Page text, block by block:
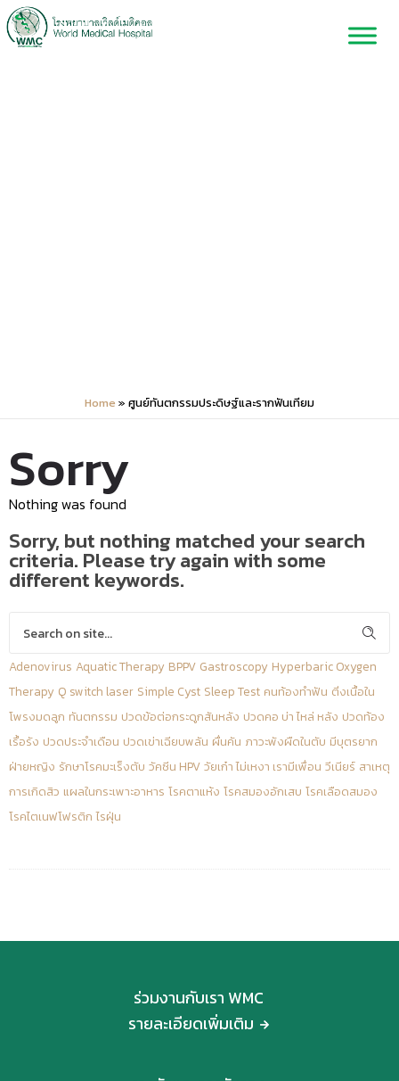
Home » ศูนย์ทันตกรรมประดิษฐ์และรากฟันเทียม
Sorry
Nothing was found
Sorry, but nothing matched your search
criteria. Please try again with some
different keywords.
Adenovirus Aquatic Therapy BPPV Gastroscopy Hyperbaric Oxygen
Therapy Q switch laser Simple Cyst Sleep Test คนท้องทำฟัน ติ่งเนื้อใน
โพรงมดลูก ทันตกรรม ปวดข้อต่อกระดูกสันหลัง ปวดคอ บ่า ไหล่ หลัง ปวดท้อง
เรื้อรัง ปวดประจำเดือน ปวดเข่าเฉียบพลัน ผื่นคัน ภาวะพังผืดในตับ มีบุตรยาก
ฝ่ายหญิง รักษาโรคมะเร็งตับ วัคซีน HPV วัยเก๋า ไม่เหงา เรามีเพื่อน วีเนียร์ สาเหตุ
การเกิดสิว แผลในกระเพาะอาหาร โรคตาแห้ง โรคสมองอักเสบ โรคเลือดสมอง
โรคไตเนฟโฟรติก ไรฝุ่น
ร่วมงานกับเรา WMC
รายละเอียดเพิ่มเติม